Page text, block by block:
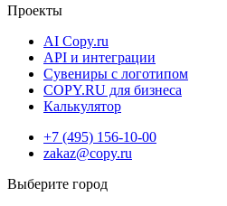
Проекты
AI Copy.ru
API и интеграции
Сувениры с логотипом
COPY.RU для бизнеса
Калькулятор
+7 (495) 156-10-00
zakaz@copy.ru